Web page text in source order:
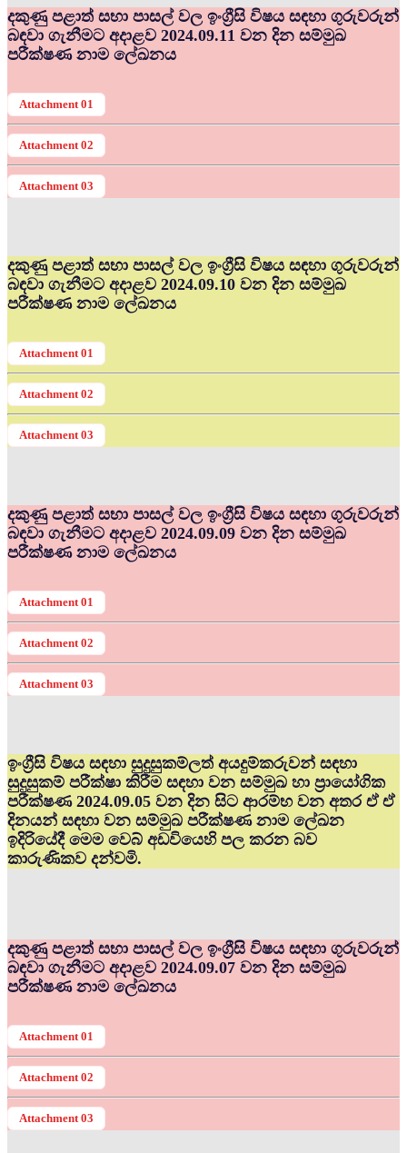
දකුණු පළාත් සභා පාසල් වල ඉංග්‍රීසි විෂය සඳහා ගුරුවරුන්
බඳවා ගැනීමට අදාළව 2024.09.11 වන දින සම්මුඛ
පරීක්ෂණ නාම ලේඛනය
Attachment 01
Attachment 02
Attachment 03
දකුණු පළාත් සභා පාසල් වල ඉංග්‍රීසි විෂය සඳහා ගුරුවරුන්
බඳවා ගැනීමට අදාළව 2024.09.10 වන දින සම්මුඛ
පරීක්ෂණ නාම ලේඛනය
Attachment 01
Attachment 02
Attachment 03
දකුණු පළාත් සභා පාසල් වල ඉංග්‍රීසි විෂය සඳහා ගුරුවරුන්
බඳවා ගැනීමට අදාළව 2024.09.09 වන දින සම්මුඛ
පරීක්ෂණ නාම ලේඛනය
Attachment 01
Attachment 02
Attachment 03
ඉංග්‍රීසි විෂය සඳහා සුදුසුකම්ලත් අයදුම්කරුවන් සඳහා
සුදුසුකම් පරීක්ෂා කිරීම සඳහා වන සම්මුඛ හා ප්‍රායෝගික
පරීක්ෂණ 2024.09.05 වන දින සිට ආරම්භ වන අතර ඒ ඒ
දිනයන් සඳහා වන සම්මුඛ පරීක්ෂණ නාම ලේඛන
ඉදිරියේදී මෙම වෙබ් අඩවියෙහි පල කරන බව
කාරුණිකව දන්වමි.
දකුණු පළාත් සභා පාසල් වල ඉංග්‍රීසි විෂය සඳහා ගුරුවරුන්
බඳවා ගැනීමට අදාළව 2024.09.07 වන දින සම්මුඛ
පරීක්ෂණ නාම ලේඛනය
Attachment 01
Attachment 02
Attachment 03